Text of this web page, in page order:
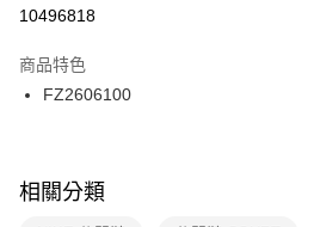
１．於結帳方式選擇「AFTEE先享後付」後
２．訂單成立數日內，您將收到繳費通知簡訊
３．收到繳費通知簡訊後14天內，點擊此簡
ATM／網路銀行／等多元方式進行付款，方視
※ 交易是否成功請以「AFTEE先享後付 」之
是否繳費成功／繳費後需取消欲退款等相關
每筆NT$100，滿NT$1,500(含以上)免運
付款後門市自取
每筆NT$100，滿NT$1,500(含以上)免運
10496818
商品特色
FZ2606100
相關分類